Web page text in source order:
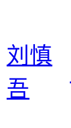
刘慎
吾